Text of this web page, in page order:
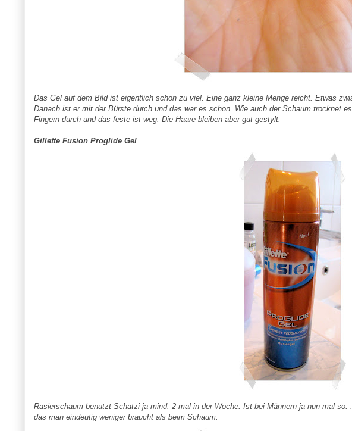
Das Gel auf dem Bild ist eigentlich schon zu viel. Eine ganz kleine Menge reicht. Etwas
Danach ist er mit der Bürste durch und das war es schon. Wie auch der Schaum trocknet
Fingern durch und das feste ist weg. Die Haare bleiben aber gut gestylt.
Gillette Fusion Proglide Gel
Rasierschaum benutzt Schatzi ja mind. 2 mal in der Woche. Ist bei Männern ja nun mal
das man eindeutig weniger braucht als beim Schaum.